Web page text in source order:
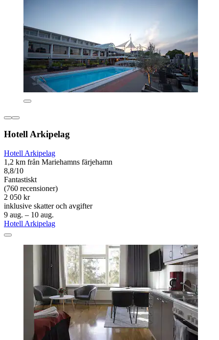
Hotell Arkipelag
Hotell Arkipelag
1,2 km från Mariehamns färjehamn
8,8/10
Fantastiskt
(760 recensioner)
2 050 kr
inklusive skatter och avgifter
9 aug. – 10 aug.
Hotell Arkipelag